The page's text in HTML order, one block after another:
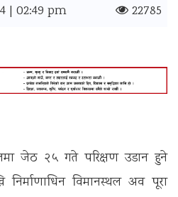
| 02:49 pm 22785
जेठ २५ गते परिक्षण उडान हुने
विमानस्थल अव पूरा